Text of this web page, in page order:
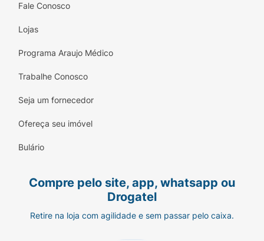
Fale Conosco
Lojas
Programa Araujo Médico
Trabalhe Conosco
Seja um fornecedor
Ofereça seu imóvel
Bulário
Compre pelo site, app, whatsapp ou
Drogatel
Retire na loja com agilidade e sem passar pelo caixa.